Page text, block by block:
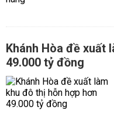
Khánh Hòa đề xuất
49.000 tỷ đồng